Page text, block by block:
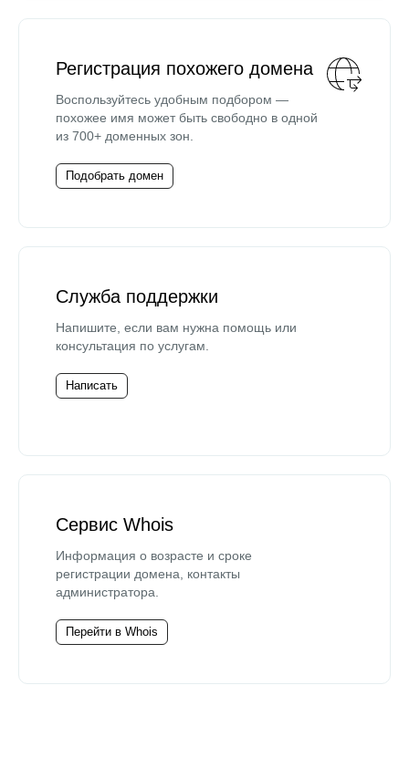
Регистрация похожего домена
Воспользуйтесь удобным подбором —
похожее имя может быть свободно в одной
из 700+ доменных зон.
Подобрать домен
Служба поддержки
Напишите, если вам нужна помощь или
консультация по услугам.
Написать
Сервис Whois
Информация о возрасте и сроке
регистрации домена, контакты
администратора.
Перейти в Whois